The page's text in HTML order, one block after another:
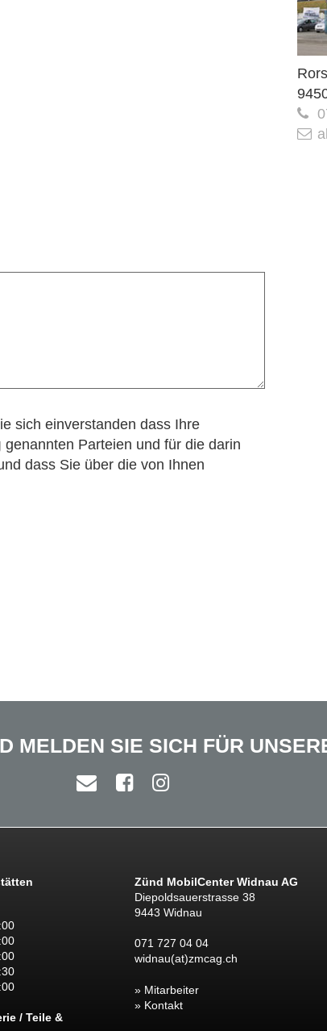
sich einverstanden dass Ihre
genannten Parteien und für die darin
dass Sie über die von Ihnen
MELDEN SIE SICH FÜR
/ Teile &
Zünd MobilCenter Widnau AG
Diepoldsauerstrasse 38
9443 Widnau
071 727 04 04
widnau(at)zmcag.ch
Mitarbeiter
Kontakt